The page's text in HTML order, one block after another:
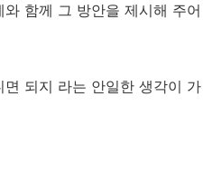
함께 그 방안을 제시해 주어
되지 라는 안일한 생각이 가